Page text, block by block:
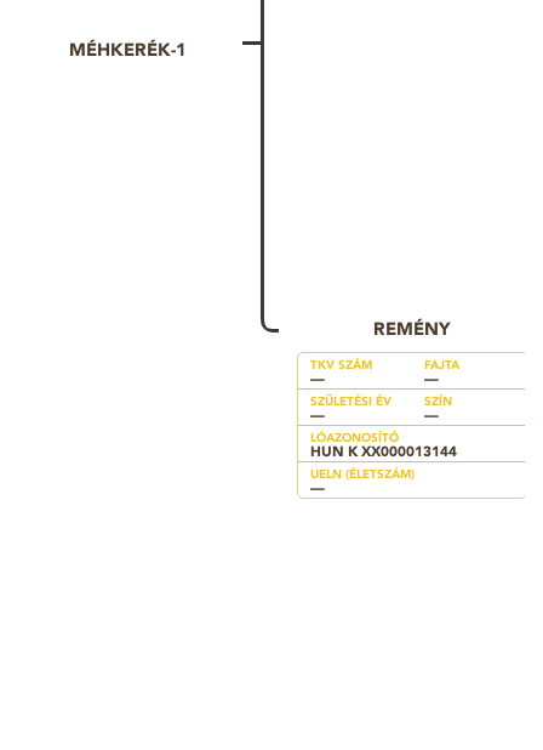
MÉHKERÉK-1
REMÉNY
TKV SZÁM
—
FAJTA
—
SZÜLETÉSI ÉV
—
SZÍN
—
LÓAZONOSÍTÓ
HUN K XX000013144
UELN (ÉLETSZÁM)
—